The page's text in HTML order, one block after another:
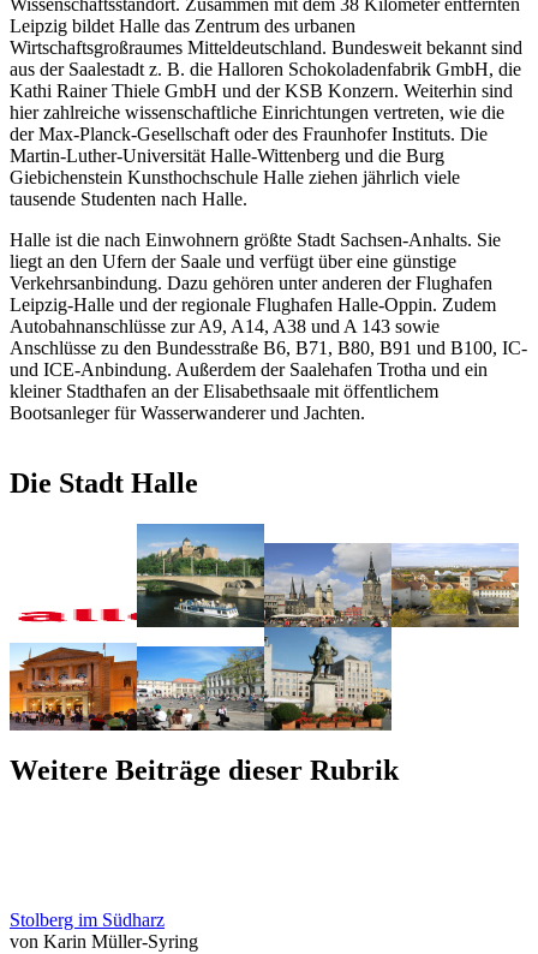
Wissenschaftsstandort. Zusammen mit dem 38 Kilometer entfernten
Leipzig bildet Halle das Zentrum des urbanen
Wirtschaftsgroßraumes Mitteldeutschland. Bundesweit bekannt sind
aus der Saalestadt z. B. die Halloren Schokoladenfabrik GmbH, die
Kathi Rainer Thiele GmbH und der KSB Konzern. Weiterhin sind
hier zahlreiche wissenschaftliche Einrichtungen vertreten, wie die
der Max-Planck-Gesellschaft oder des Fraunhofer Instituts. Die
Martin-Luther-Universität Halle-Wittenberg und die Burg
Giebichenstein Kunsthochschule Halle ziehen jährlich viele
tausende Studenten nach Halle.
Halle ist die nach Einwohnern größte Stadt Sachsen-Anhalts. Sie
liegt an den Ufern der Saale und verfügt über eine günstige
Verkehrsanbindung. Dazu gehören unter anderen der Flughafen
Leipzig-Halle und der regionale Flughafen Halle-Oppin. Zudem
Autobahnanschlüsse zur A9, A14, A38 und A 143 sowie
Anschlüsse zu den Bundesstraße B6, B71, B80, B91 und B100, IC-
und ICE-Anbindung. Außerdem der Saalehafen Trotha und ein
kleiner Stadthafen an der Elisabethsaale mit öffentlichem
Bootsanleger für Wasserwanderer und Jachten.
Die Stadt Halle
Weitere Beiträge dieser Rubrik
Stolberg im Südharz
von Karin Müller-Syring